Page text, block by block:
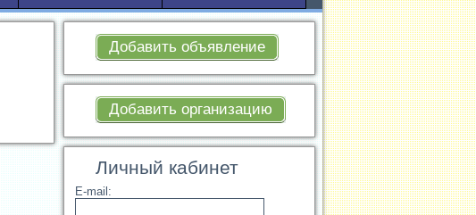
Добавить объявление
Добавить организацию
Личный кабинет
E-mail: